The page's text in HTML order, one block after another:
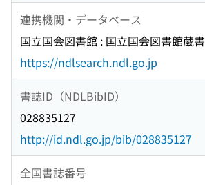
連携機関・データベース
国立国会図書館 : 国立国会図書館蔵書
https://ndlsearch.ndl.go.jp
書誌ID（NDLBibID）
028835127
http://id.ndl.go.jp/bib/028835127
全国書誌番号